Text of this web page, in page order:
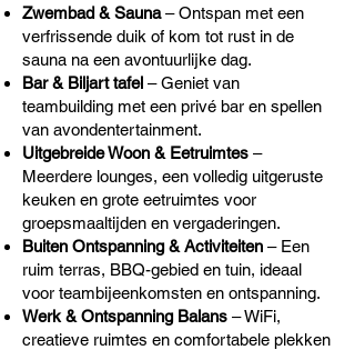
Zwembad & Sauna– Ontspan met een
verfrissende duik of kom tot rust in de
sauna na een avontuurlijke dag.
Bar & Biljart tafel – Geniet van
teambuilding met een privé bar en spellen
van avondentertainment.
Uitgebreide Woon & Eetruimtes –
Meerdere lounges, een volledig uitgeruste
keuken en grote eetruimtes voor
groepsmaaltijden en vergaderingen.
Buiten Ontspanning & Activiteiten – Een
ruim terras, BBQ-gebied en tuin, ideaal
voor teambijeenkomsten en ontspanning.
Werk & Ontspanning Balans – WiFi,
creatieve ruimtes en comfortabele plekken